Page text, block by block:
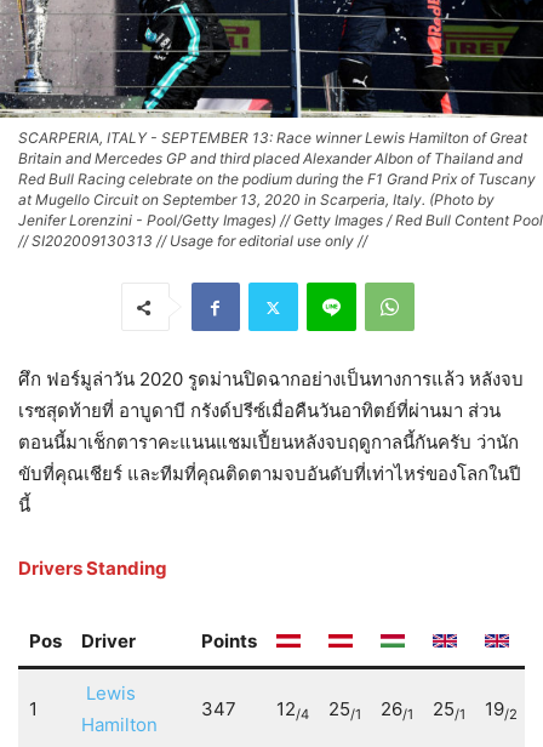
SCARPERIA, ITALY - SEPTEMBER 13: Race winner Lewis Hamilton of Great
Britain and Mercedes GP and third placed Alexander Albon of Thailand and
Red Bull Racing celebrate on the podium during the F1 Grand Prix of Tuscany
at Mugello Circuit on September 13, 2020 in Scarperia, Italy. (Photo by
Jenifer Lorenzini - Pool/Getty Images) // Getty Images / Red Bull Content Pool
// SI202009130313 // Usage for editorial use only //
ศึก ฟอร์มูล่าวัน 2020 รูดม่านปิดฉากอย่างเป็นทางการแล้ว หลังจบ
เรซสุดท้ายที่ อาบูดาบี กรังด์ปรีซ์​เมื่อคืนวันอาทิตย์ที่ผ่านมา ส่วน
ตอนนี้มาเช็กตาราคะแนนแชมเปี้ยนหลังจบฤดูกาลนี้กันครับ ว่านัก
ขับที่คุณเชียร์ และทีมที่คุณติดตามจบอันดับที่เท่าไหร่ของโลกในปี
นี้
Drivers Standing
Pos Driver Points
1
Lewis
Hamilton
347 12/4 25/1 26/1 25/1 19/2